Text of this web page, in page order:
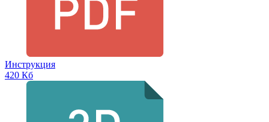
Инструкция
420 Кб